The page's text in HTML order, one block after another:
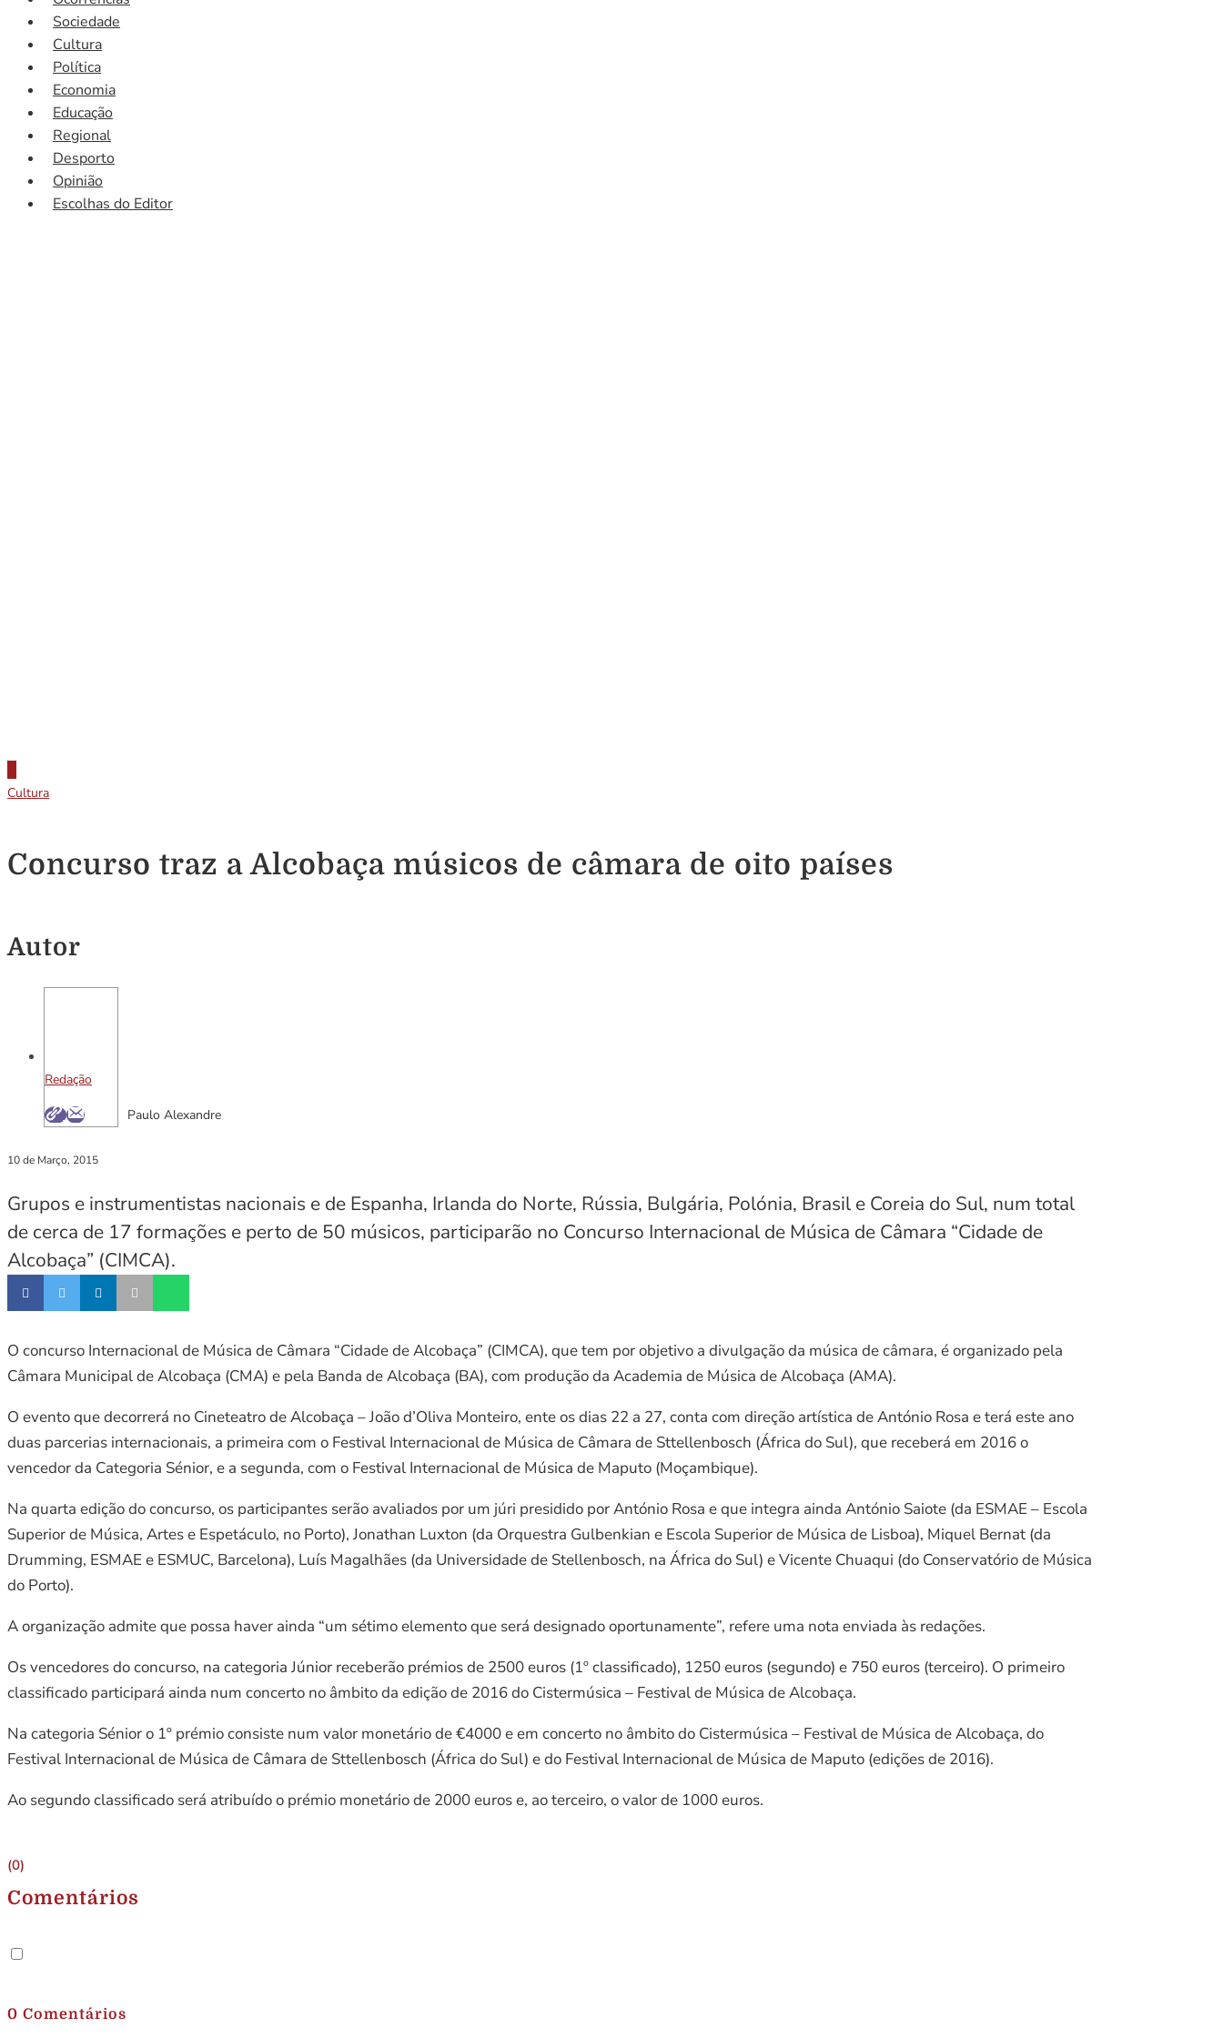
Sociedade
Cultura
Política
Economia
Educação
Regional
Desporto
Opinião
Escolhas do Editor
Cultura
Concurso traz a Alcobaça músicos de câmara de oito países
Autor
Redação
Paulo Alexandre
10 de Março, 2015
Grupos e instrumentistas nacionais e de Espanha, Irlanda do Norte, Rússia, Bulgária, Polónia, Brasil e Coreia do Sul, num total
de cerca de 17 formações e perto de 50 músicos, participarão no Concurso Internacional de Música de Câmara “Cidade de
Alcobaça” (CIMCA).
O concurso Internacional de Música de Câmara “Cidade de Alcobaça” (CIMCA), que tem por objetivo a divulgação da música de câmara, é organizado pela
Câmara Municipal de Alcobaça (CMA) e pela Banda de Alcobaça (BA), com produção da Academia de Música de Alcobaça (AMA).
O evento que decorrerá no Cineteatro de Alcobaça – João d’Oliva Monteiro, ente os dias 22 a 27, conta com direção artística de António Rosa e terá este ano
duas parcerias internacionais, a primeira com o Festival Internacional de Música de Câmara de Sttellenbosch (África do Sul), que receberá em 2016 o
vencedor da Categoria Sénior, e a segunda, com o Festival Internacional de Música de Maputo (Moçambique).
Na quarta edição do concurso, os participantes serão avaliados por um júri presidido por António Rosa e que integra ainda António Saiote (da ESMAE – Escola
Superior de Música, Artes e Espetáculo, no Porto), Jonathan Luxton (da Orquestra Gulbenkian e Escola Superior de Música de Lisboa), Miquel Bernat (da
Drumming, ESMAE e ESMUC, Barcelona), Luís Magalhães (da Universidade de Stellenbosch, na África do Sul) e Vicente Chuaqui (do Conservatório de Música
do Porto).
A organização admite que possa haver ainda “um sétimo elemento que será designado oportunamente”, refere uma nota enviada às redações.
Os vencedores do concurso, na categoria Júnior receberão prémios de 2500 euros (1º classificado), 1250 euros (segundo) e 750 euros (terceiro). O primeiro
classificado participará ainda num concerto no âmbito da edição de 2016 do Cistermúsica – Festival de Música de Alcobaça.
Na categoria Sénior o 1º prémio consiste num valor monetário de €4000 e em concerto no âmbito do Cistermúsica – Festival de Música de Alcobaça, do
Festival Internacional de Música de Câmara de Sttellenbosch (África do Sul) e do Festival Internacional de Música de Maputo (edições de 2016).
Ao segundo classificado será atribuído o prémio monetário de 2000 euros e, ao terceiro, o valor de 1000 euros.
(0)
Comentários
0 Comentários